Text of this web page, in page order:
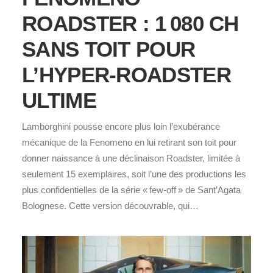
ROADSTER : 1 080 CH
SANS TOIT POUR
L’HYPER‑ROADSTER
ULTIME
Lamborghini pousse encore plus loin l’exubérance
mécanique de la Fenomeno en lui retirant son toit pour
donner naissance à une déclinaison Roadster, limitée à
seulement 15 exemplaires, soit l’une des productions les
plus confidentielles de la série « few‑off » de Sant’Agata
Bolognese. Cette version découvrable, qui…